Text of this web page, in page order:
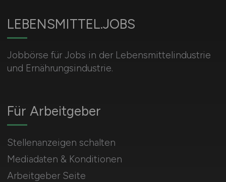
LEBENSMITTEL.JOBS
Jobbörse für Jobs in der Lebensmittelindustrie
und Ernährungsindustrie.
Für Arbeitgeber
Stellenanzeigen schalten
Mediadaten & Konditionen
Arbeitgeber Seite